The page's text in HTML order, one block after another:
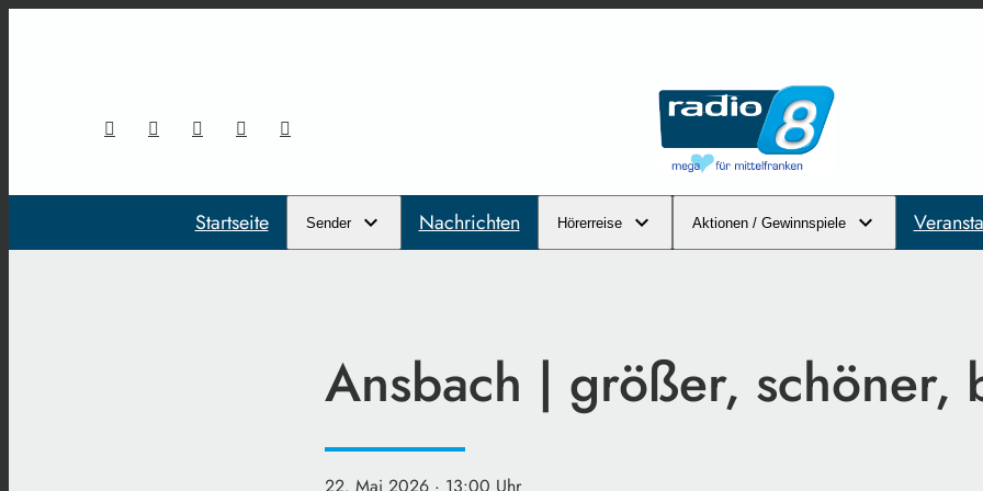
Startseite Sender Nachrichten Hörerreise Aktionen / Gewinnspiele
Ansbach | größer, schöner,